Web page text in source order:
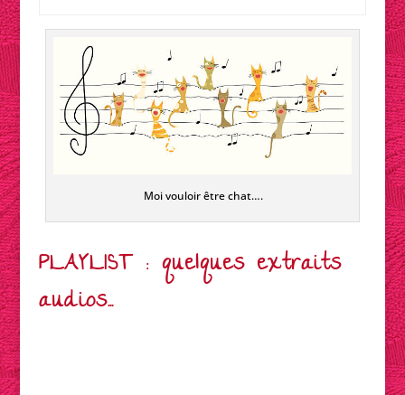
Moi vouloir être chat….
PLAYLIST : quelques extraits
audios…